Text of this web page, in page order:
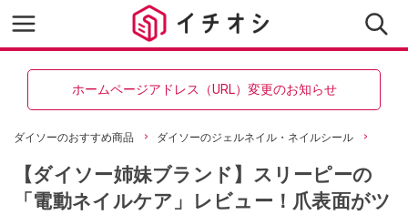
ホームページアドレス（URL）変更のお知らせ
ダイソーのおすすめ商品 ダイソーのジェルネイル・ネイルシール
【ダイソー姉妹ブランド】スリーピーの
「電動ネイルケア」レビュー！爪表面がツ